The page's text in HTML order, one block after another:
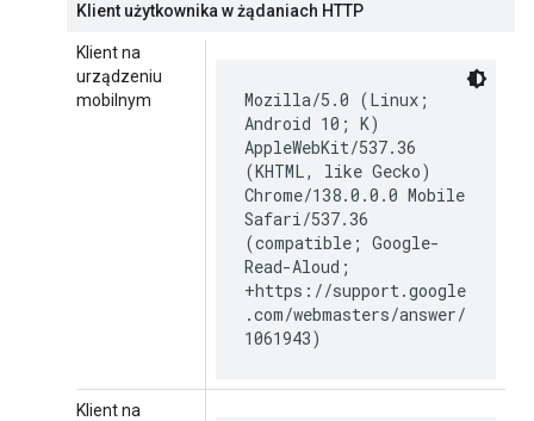
Klient użytkownika w żądaniach HTTP
Klient na
urządzeniu
mobilnym
Mozilla/5.0 (Linux;
Android 10; K)
AppleWebKit/537.36
(KHTML, like Gecko)
Chrome/138.0.0.0 Mobile
Safari/537.36
(compatible; Google-
Read-Aloud;
+https://support.google
.com/webmasters/answer/
1061943)
Klient na